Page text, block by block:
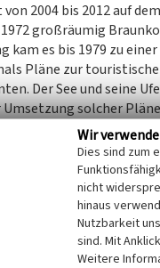
von 2004 bis 2012 auf
großräumig
kam es bis 1979 zu
Pläne zur
Der See und seine
Umsetzung solcher
See. Seit 2004
folgten sowie
eines der beliebtesten
Seen verbunden.
für Denkmalpflege
Wir
Dies sind zum
nicht
hinaus
Nutzbarkeit
sind. Mit
Weitere